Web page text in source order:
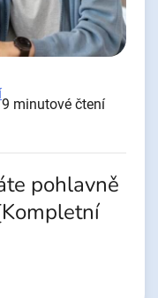
9 minutové čtení
pohlavně